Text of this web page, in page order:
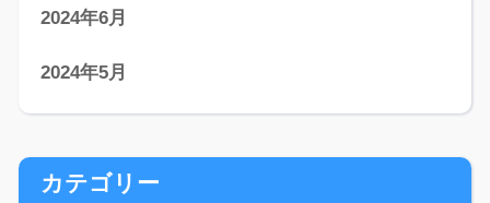
2024年6月
2024年5月
カテゴリー